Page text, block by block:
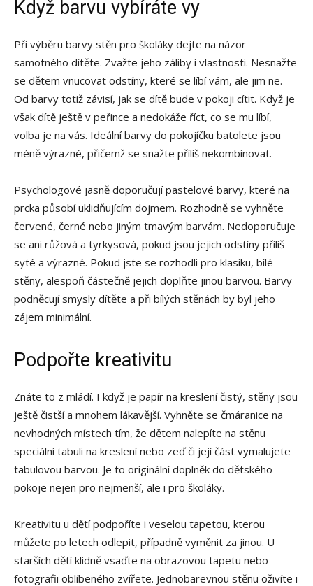
Když barvu vybíráte vy
Při výběru barvy stěn pro školáky dejte na názor
samotného dítěte. Zvažte jeho záliby i vlastnosti. Nesnažte
se dětem vnucovat odstíny, které se líbí vám, ale jim ne.
Od barvy totiž závisí, jak se dítě bude v pokoji cítit. Když je
však dítě ještě v peřince a nedokáže říct, co se mu líbí,
volba je na vás. Ideální barvy do pokojíčku batolete jsou
méně výrazné, přičemž se snažte příliš nekombinovat.
Psychologové jasně doporučují pastelové barvy, které na
prcka působí uklidňujícím dojmem. Rozhodně se vyhněte
červené, černé nebo jiným tmavým barvám. Nedoporučuje
se ani růžová a tyrkysová, pokud jsou jejich odstíny příliš
syté a výrazné. Pokud jste se rozhodli pro klasiku, bílé
stěny, alespoň částečně jejich doplňte jinou barvou. Barvy
podněcují smysly dítěte a při bílých stěnách by byl jeho
zájem minimální.
Podpořte kreativitu
Znáte to z mládí. I když je papír na kreslení čistý, stěny jsou
ještě čistší a mnohem lákavější. Vyhněte se čmáranice na
nevhodných místech tím, že dětem nalepíte na stěnu
speciální tabuli na kreslení nebo zeď či její část vymalujete
tabulovou barvou. Je to originální doplněk do dětského
pokoje nejen pro nejmenší, ale i pro školáky.
Kreativitu u dětí podpoříte i veselou tapetou, kterou
můžete po letech odlepit, případně vyměnit za jinou. U
starších dětí klidně vsaďte na obrazovou tapetu nebo
fotografii oblíbeného zvířete. Jednobarevnou stěnu oživíte i